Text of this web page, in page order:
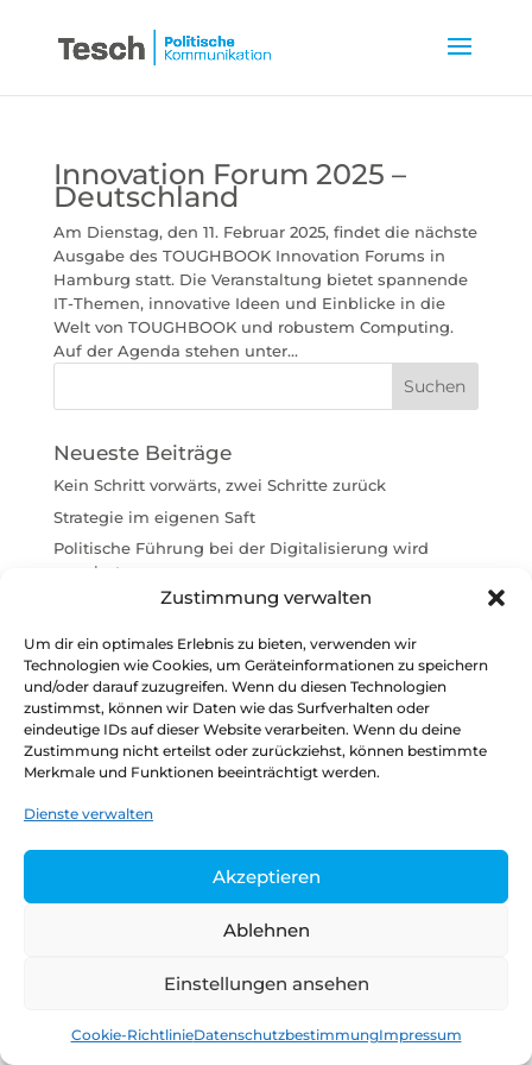
Zustimmung verwalten
Um dir ein optimales Erlebnis zu bieten, verwenden wir
Technologien wie Cookies, um Geräteinformationen zu speichern
und/oder darauf zuzugreifen. Wenn du diesen Technologien
zustimmst, können wir Daten wie das Surfverhalten oder
eindeutige IDs auf dieser Website verarbeiten. Wenn du deine
Zustimmung nicht erteilst oder zurückziehst, können bestimmte
Merkmale und Funktionen beeinträchtigt werden.
Dienste verwalten
Akzeptieren
Ablehnen
Einstellungen ansehen
Cookie-RichtlinieDatenschutzbestimmungImpressum
Innovation Forum 2025 –
Deutschland
Am Dienstag, den 11. Februar 2025, findet die nächste
Ausgabe des TOUGHBOOK Innovation Forums in
Hamburg statt. Die Veranstaltung bietet spannende
IT-Themen, innovative Ideen und Einblicke in die
Welt von TOUGHBOOK und robustem Computing.
Auf der Agenda stehen unter...
Neueste Beiträge
Kein Schritt vorwärts, zwei Schritte zurück
Strategie im eigenen Saft
Politische Führung bei der Digitalisierung wird
vermisst
Verwaltungsdigitalisierung im Koalitionsvertrag
Stimmungsbild: Skepsis hinsichtlich wirksamer
Digitalisierungsstrategie der Ampel-Koalitionäre
Datenschutz Kontakt Impressum
Copyright © 2026